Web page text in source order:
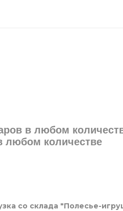
в любом
любом количестве
со склада "Полесье-